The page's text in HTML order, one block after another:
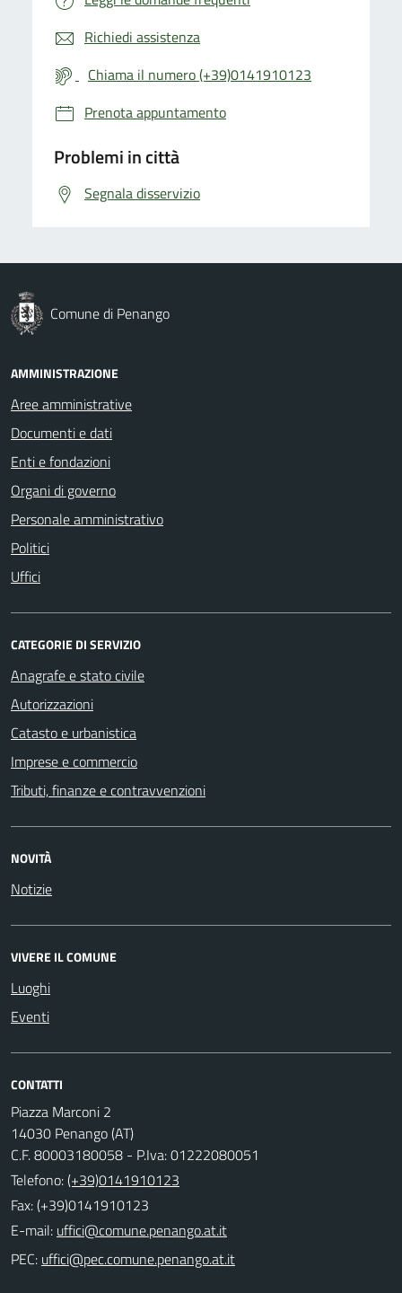
Richiedi assistenza
Chiama il numero (+39)0141910123
Prenota appuntamento
Problemi in città
Segnala disservizio
Comune di Penango
AMMINISTRAZIONE
Aree amministrative
Documenti e dati
Enti e fondazioni
Organi di governo
Personale amministrativo
Politici
Uffici
CATEGORIE DI SERVIZIO
Anagrafe e stato civile
Autorizzazioni
Catasto e urbanistica
Imprese e commercio
Tributi, finanze e contravvenzioni
NOVITÀ
Notizie
VIVERE IL COMUNE
Luoghi
Eventi
CONTATTI
Piazza Marconi 2
14030 Penango (AT)
C.F. 80003180058 - P.Iva: 01222080051
Telefono:(+39)0141910123
Fax: (+39)0141910123
E-mail:
PEC: